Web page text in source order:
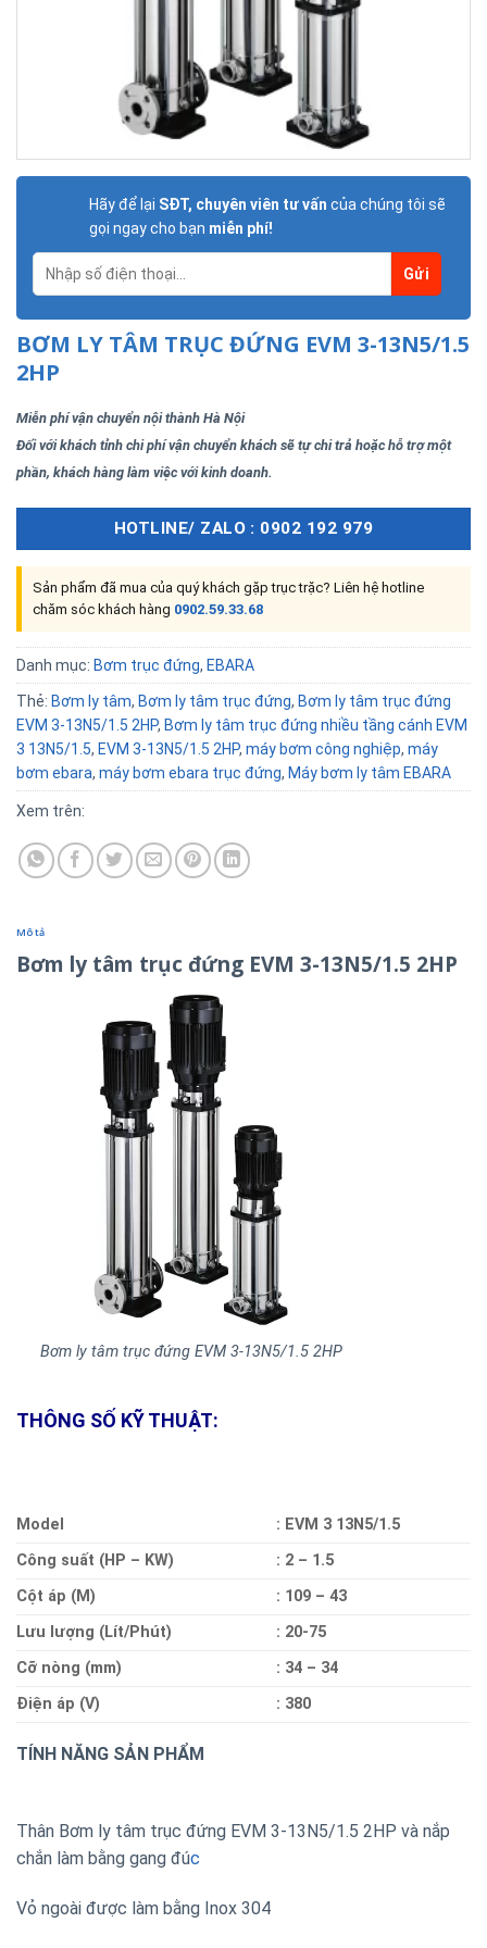
Hãy để lại SĐT, chuyên viên tư vấn của chúng tôi sẽ
gọi ngay cho bạn miễn phí!
BƠM LY TÂM TRỤC ĐỨNG EVM 3-13N5/1.5
2HP
Miễn phí vận chuyển nội thành Hà Nội
Đối với khách tỉnh chi phí vận chuyển khách sẽ tự chi trả hoặc hỗ trợ một
phần, khách hàng làm việc với kinh doanh.
HOTLINE/ ZALO : 0902 192 979
Sản phẩm đã mua của quý khách gặp trục trặc? Liên hệ hotline
chăm sóc khách hàng 0902.59.33.68
Danh mục: Bơm trục đứng, EBARA
Thẻ: Bơm ly tâm, Bơm ly tâm trục đứng, Bơm ly tâm trục đứng
EVM 3-13N5/1.5 2HP, Bơm ly tâm trục đứng nhiều tầng cánh EVM
3 13N5/1.5, EVM 3-13N5/1.5 2HP, máy bơm công nghiệp, máy
bơm ebara, máy bơm ebara trục đứng, Máy bơm ly tâm EBARA
Xem trên:
Mô tả
Bơm ly tâm trục đứng EVM 3-13N5/1.5 2HP
Bơm ly tâm trục đứng EVM 3-13N5/1.5 2HP
THÔNG SỐ KỸ THUẬT:
Model
: EVM 3 13N5/1.5
Công suất (HP – KW)
: 2 – 1.5
Cột áp (M)
: 109 – 43
Lưu lượng (Lít/Phút)
: 20-75
Cỡ nòng (mm)
: 34 – 34
Điện áp (V)
: 380
TÍNH NĂNG SẢN PHẨM
Thân Bơm ly tâm trục đứng EVM 3-13N5/1.5 2HP và nắp
chắn làm bằng gang đúc
Vỏ ngoài được làm bằng Inox 304